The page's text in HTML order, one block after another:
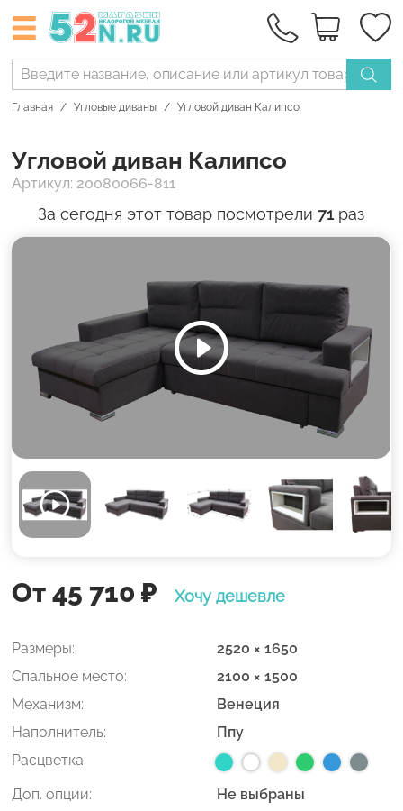
Главная Угловые диваны Угловой диван Калипсо
Угловой диван Калипсо
Артикул: 20080066-811
За сегодня этот товар посмотрели71 раз
От 45 710 ₽ Хочу дешевле
Размеры:
2520 × 1650
Спальное место:
2100 × 1500
Механизм:
Венеция
Наполнитель:
Ппу
Расцветка:
Доп. опции:
Не выбраны